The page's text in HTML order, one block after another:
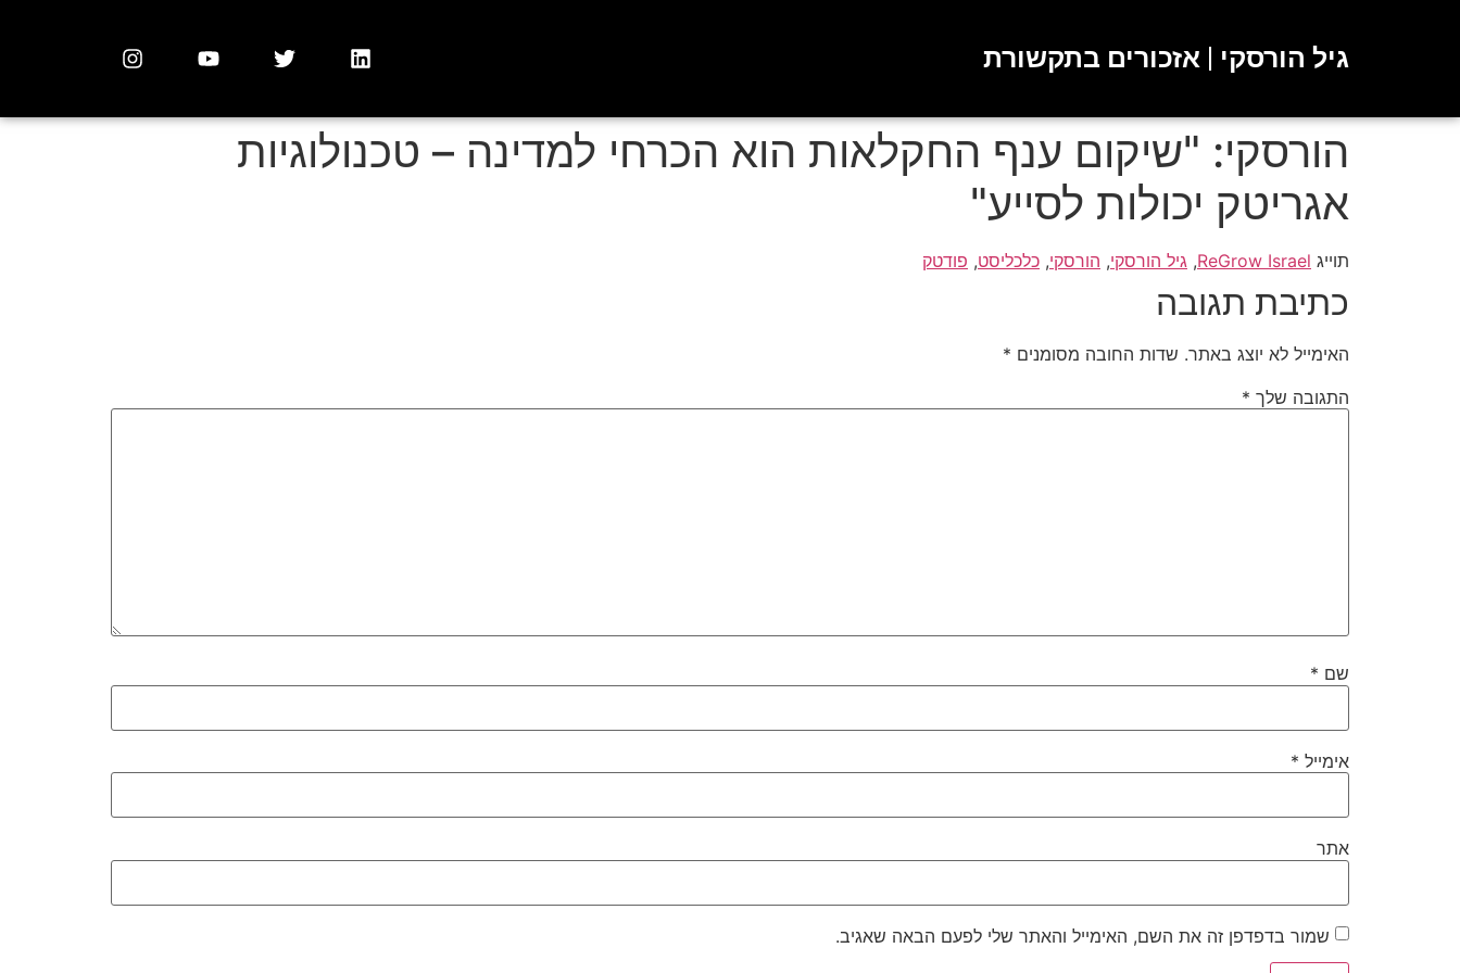
גיל הורסקי | אזכורים בתקשורת
הורסקי: "שיקום ענף החקלאות הוא הכרחי למדינה – טכנולוגיות
אגריטק יכולות לסייע"
תוייג ReGrow Israel
, גיל הורסקי, הורסקי, כלכליסט, פודטק
כתיבת תגובה
האימייל לא יוצג באתר. שדות החובה מסומנים *
התגובה שלך *
שם *
אימייל *
אתר
שמור בדפדפן זה את השם, האימייל והאתר שלי לפעם הבאה שאגיב.